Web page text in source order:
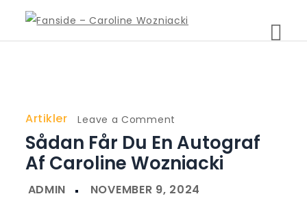
Artikler Leave a Comment
Sådan
får
en
Sådan Får Du En Autograf
Af Caroline Wozniacki